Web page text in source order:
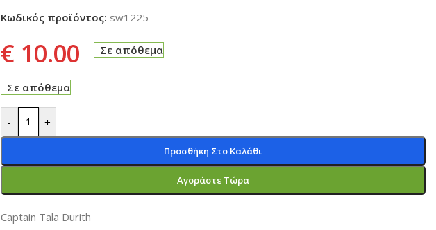
Κωδικός προϊόντος: sw1225
€10.00 Σε απόθεμα
Σε απόθεμα
- +
Προσθήκη Στο Καλάθι
Αγοράστε Τώρα
Captain Tala Durith